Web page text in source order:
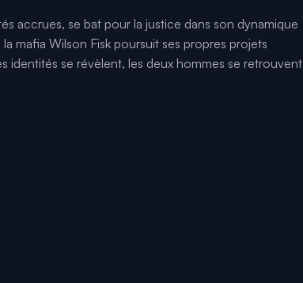
accrues, se bat pour la justice dans son dynamique
mafia Wilson Fisk poursuit ses propres projets
identités se révèlent, les deux hommes se retrouvent